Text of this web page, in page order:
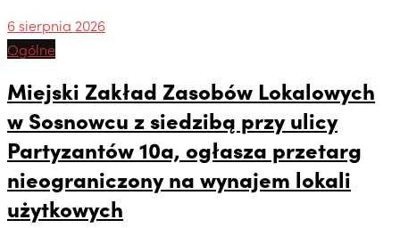
6 sierpnia 2026
Ogólne
Miejski Zakład Zasobów Lokalowych
w Sosnowcu z siedzibą przy ulicy
Partyzantów 10a, ogłasza przetarg
nieograniczony na wynajem lokali
użytkowych